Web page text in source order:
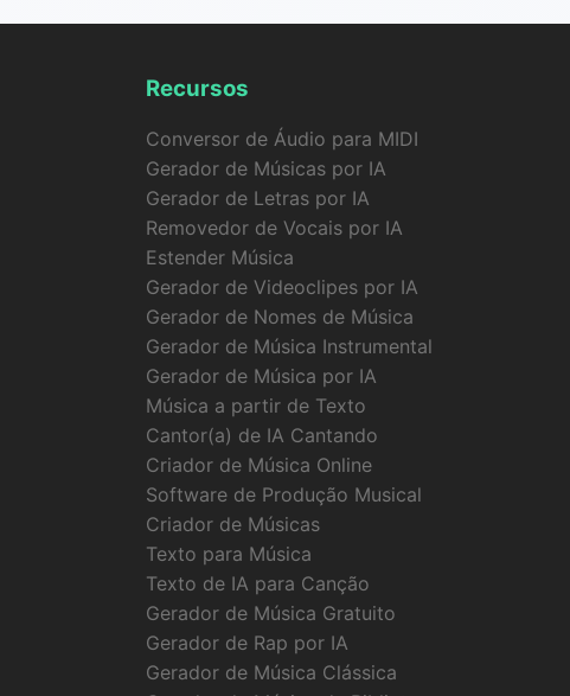
Recursos
Conversor de Áudio para MIDI
Gerador de Músicas por IA
Gerador de Letras por IA
Removedor de Vocais por IA
Estender Música
Gerador de Videoclipes por IA
Gerador de Nomes de Música
Gerador de Música Instrumental
Gerador de Música por IA
Música a partir de Texto
Cantor(a) de IA Cantando
Criador de Música Online
Software de Produção Musical
Criador de Músicas
Texto para Música
Texto de IA para Canção
Gerador de Música Gratuito
Gerador de Rap por IA
Gerador de Música Clássica